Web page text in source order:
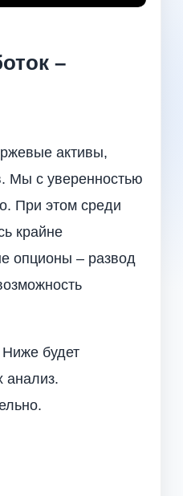
–
активы,
Мы с уверенностью
При этом среди
крайне
опционы – развод
будет
анализ.